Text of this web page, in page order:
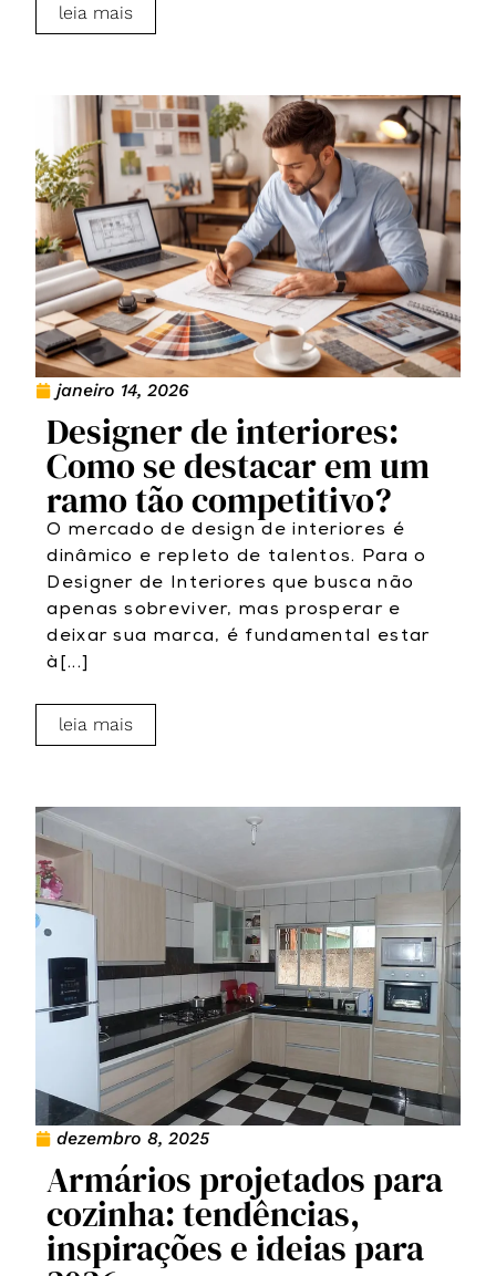
leia mais
janeiro 14, 2026
Designer de interiores:
Como se destacar em um
ramo tão competitivo?
O mercado de design de interiores é
dinâmico e repleto de talentos. Para o
Designer de Interiores que busca não
apenas sobreviver, mas prosperar e
deixar sua marca, é fundamental estar
à[...]
leia mais
dezembro 8, 2025
Armários projetados para
cozinha: tendências,
inspirações e ideias para